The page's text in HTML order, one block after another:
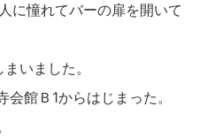
に憧れてバーの扉を開いて
いました。
Ｂ1からはじまった。